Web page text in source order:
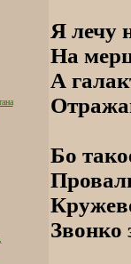
Я лечу
На
А
Бо
Звонко